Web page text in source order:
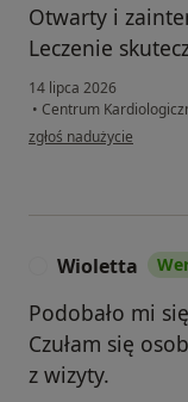
Otwarty i
Leczenie
14 lipca 2026
• Centrum
w opinii użytkownika
zgłoś nadużycie
Wioletta
Podobało mi
Czułam się
z wizyty.